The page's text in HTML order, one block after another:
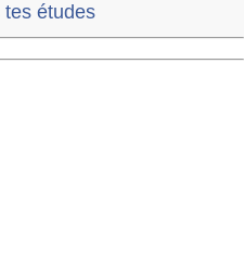
tes études